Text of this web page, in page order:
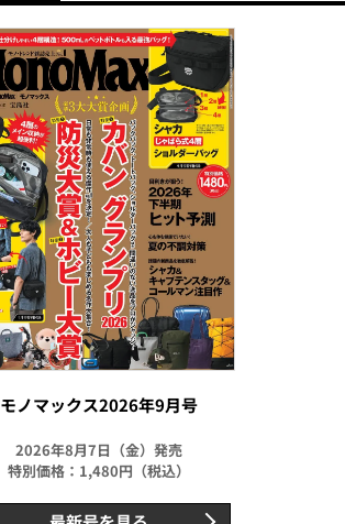
モノマックス2026年9月号
2026年8月7日（金）発売
特別価格：1,480円（税込）